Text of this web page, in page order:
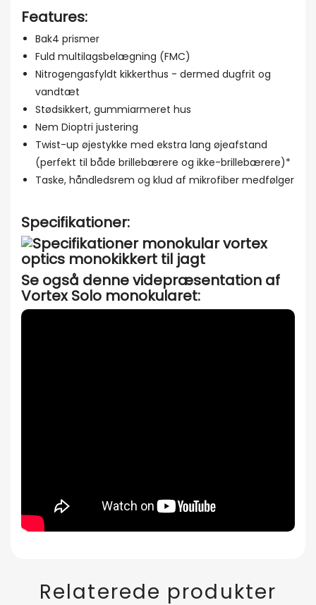
Features:
Bak4 prismer
Fuld multilagsbelægning (FMC)
Nitrogengasfyldt kikkerthus - dermed dugfrit og
vandtæt
Stødsikkert, gummiarmeret hus
Nem Dioptri justering
Twist-up øjestykke med ekstra lang øjeafstand
(perfekt til både brillebærere og ikke-brillebærere)*
Taske, håndledsrem og klud af mikrofiber medfølger
Specifikationer:
Se også denne videpræsentation af
Vortex Solo monokularet:
Relaterede produkter